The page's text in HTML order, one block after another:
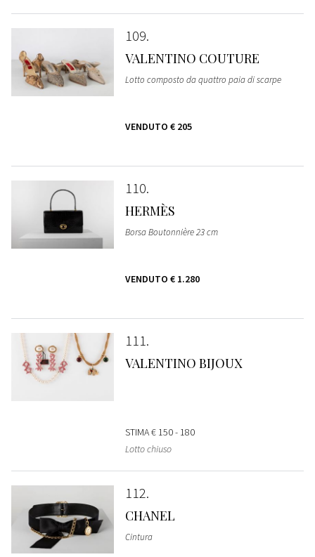
109
VALENTINO COUTURE
Lotto composto da quattro paia di scarpe
VENDUTO € 205
110
HERMÈS
Borsa Boutonnière 23 cm
VENDUTO € 1.280
111
VALENTINO BIJOUX
STIMA€ 150 - 180
Lotto chiuso
112
CHANEL
Cintura